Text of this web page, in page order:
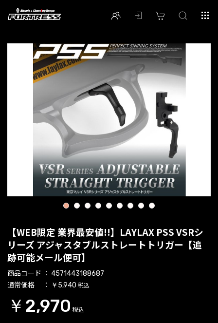
1 2 3 4 5 6 7 8 9
【WEB限定 業界最安値!!】LAYLAX PSS VSRシ
リーズ アジャスタブルストレートトリガー【追
跡可能メール便可】
商品コード 4571443188687
通常価格 ￥5,940 税込
￥2,970 税込